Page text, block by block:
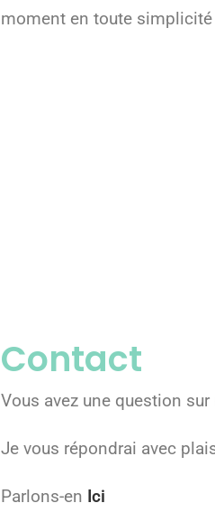
moment en toute
Contact
Vous avez une question sur
Je vous répondrai avec
Parlons-en Ici